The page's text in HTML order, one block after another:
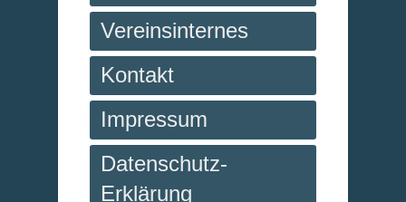
Vereinsinternes
Kontakt
Impressum
Datenschutz-
Erklärung